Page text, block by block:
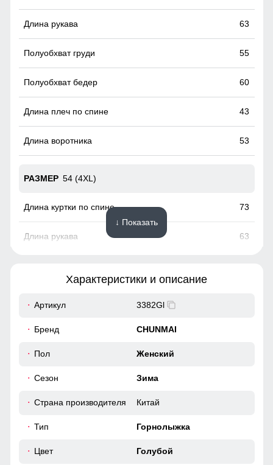
Капюшон надежно защищает от различных внешних
Снегозащитная юбка на кнопках
одна горнолыжная куртка. Это прекрасная защита от
специальные силиконовые полосы, так она лучше
63
55
60
43
53
54 (4XL)
73
63
↓ Показать
Характеристики и описание
Артикул 3382Gl
Бренд CHUNMAI
Пол Женский
Сезон Зима
Страна производителя Китай
Тип Горнолыжка
Цвет Голубой